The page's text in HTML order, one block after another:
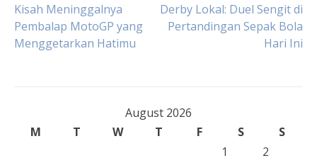
Post
navigation
Kisah Meninggalnya
Pembalap MotoGP yang
Menggetarkan Hatimu
Derby Lokal: Duel Sengit di
Pertandingan Sepak Bola
Hari Ini
August 2026
M
T W T F S
S
1
2